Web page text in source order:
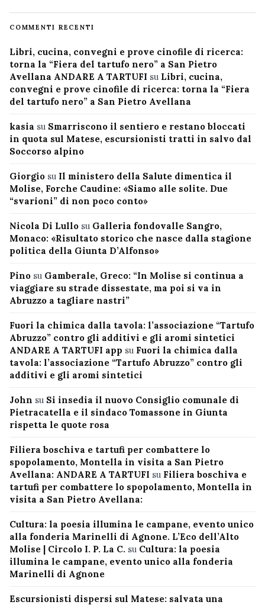
COMMENTI RECENTI
Libri, cucina, convegni e prove cinofile di ricerca:
torna la “Fiera del tartufo nero” a San Pietro
Avellana ANDARE A TARTUFI su Libri, cucina,
convegni e prove cinofile di ricerca: torna la “Fiera
del tartufo nero” a San Pietro Avellana
kasia su Smarriscono il sentiero e restano bloccati
in quota sul Matese, escursionisti tratti in salvo dal
Soccorso alpino
Giorgio su Il ministero della Salute dimentica il
Molise, Forche Caudine: «Siamo alle solite. Due
“svarioni” di non poco conto»
Nicola Di Lullo su Galleria fondovalle Sangro,
Monaco: «Risultato storico che nasce dalla stagione
politica della Giunta D’Alfonso»
Pino su Gamberale, Greco: “In Molise si continua a
viaggiare su strade dissestate, ma poi si va in
Abruzzo a tagliare nastri”
Fuori la chimica dalla tavola: l’associazione “Tartufo
Abruzzo” contro gli additivi e gli aromi sintetici
ANDARE A TARTUFI app su Fuori la chimica dalla
tavola: l’associazione “Tartufo Abruzzo” contro gli
additivi e gli aromi sintetici
John su Si insedia il nuovo Consiglio comunale di
Pietracatella e il sindaco Tomassone in Giunta
rispetta le quote rosa
Filiera boschiva e tartufi per combattere lo
spopolamento, Montella in visita a San Pietro
Avellana: ANDARE A TARTUFI su Filiera boschiva e
tartufi per combattere lo spopolamento, Montella in
visita a San Pietro Avellana:
Cultura: la poesia illumina le campane, evento unico
alla fonderia Marinelli di Agnone. L’Eco dell’Alto
Molise | Circolo I. P. La C. su Cultura: la poesia
illumina le campane, evento unico alla fonderia
Marinelli di Agnone
Escursionisti dispersi sul Matese: salvata una